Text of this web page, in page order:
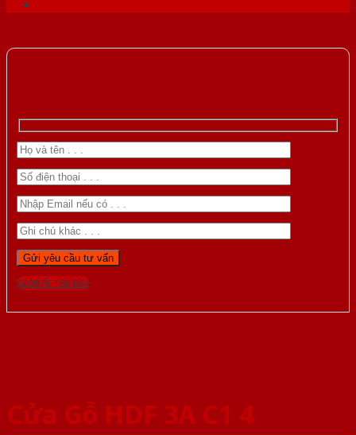
Gọi 0976.169.864
Cửa Gỗ HDF 3A C1 4